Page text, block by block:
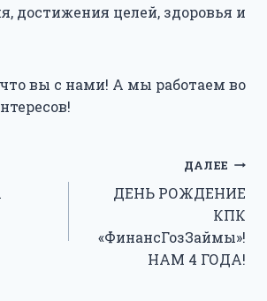
достижения целей, здоровья и
что вы с нами! А мы работаем во
ДАЛЕЕ
ДЕНЬ РОЖДЕНИЕ
КПК
«ФинансГозЗаймы»!
НАМ 4 ГОДА!